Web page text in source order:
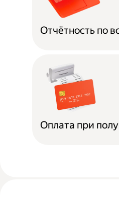
Отчётность по
Оплата при